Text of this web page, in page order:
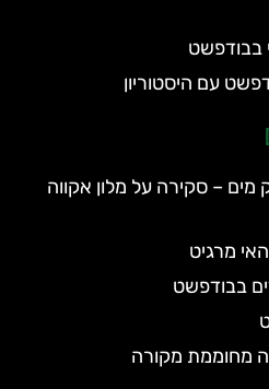
בבודפשט
עם היסטוריון
– סקירה על מלון אקווה
מרגיט
בבודפשט
מחוממת מקורה